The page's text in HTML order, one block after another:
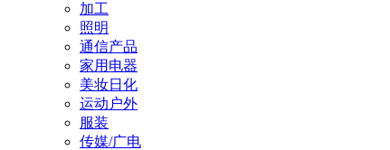
加工
照明
通信产品
家用电器
美妆日化
运动户外
服装
传媒/广电